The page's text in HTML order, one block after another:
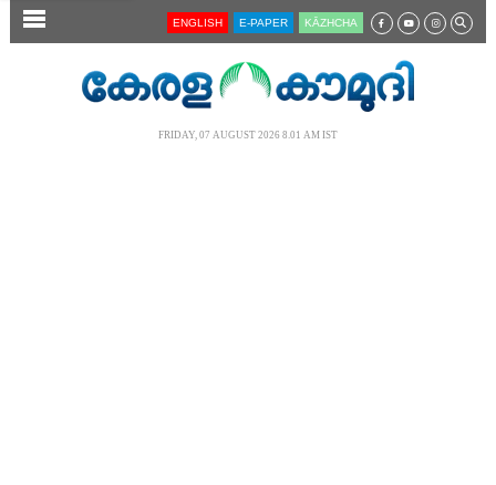
SECTIONS ENGLISH E-PAPER KĀZHCHA
FRIDAY, 07 AUGUST 2026 8.01 AM IST